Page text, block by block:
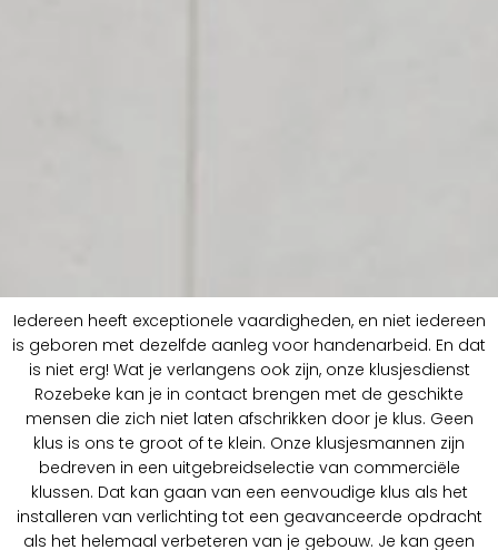
Iedereen heeft exceptionele vaardigheden, en niet iedereen
is geboren met dezelfde aanleg voor handenarbeid. En dat
is niet erg! Wat je verlangens ook zijn, onze klusjesdienst
Rozebeke kan je in contact brengen met de geschikte
mensen die zich niet laten afschrikken door je klus. Geen
klus is ons te groot of te klein. Onze klusjesmannen zijn
bedreven in een uitgebreidselectie van commerciële
klussen. Dat kan gaan van een eenvoudige klus als het
installeren van verlichting tot een geavanceerde opdracht
als het helemaal verbeteren van je gebouw. Je kan geen